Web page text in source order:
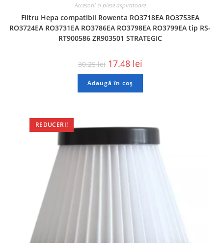
Accesorii si piese aspiratoare
Filtru Hepa compatibil Rowenta RO3718EA RO3753EA
RO3724EA RO3731EA RO3786EA RO3798EA RO3799EA tip RS-
RT900586 ZR903501 STRATEGIC
30.25lei 17.48 lei
Adaugă în coș
REDUCERI!